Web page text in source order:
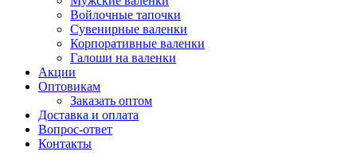
Войлочные тапочки
Сувенирные валенки
Корпоративные валенки
Галоши на валенки
Акции
Оптовикам
Заказать оптом
Доставка и оплата
Вопрос-ответ
Контакты